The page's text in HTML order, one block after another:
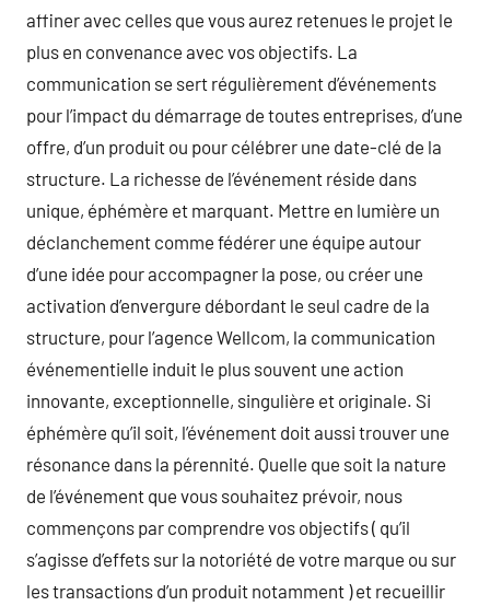
affiner avec celles que vous aurez retenues le projet le
plus en convenance avec vos objectifs. La
communication se sert régulièrement d’événements
pour l’impact du démarrage de toutes entreprises, d’une
offre, d’un produit ou pour célébrer une date-clé de la
structure. La richesse de l’événement réside dans
unique, éphémère et marquant. Mettre en lumière un
déclanchement comme fédérer une équipe autour
d’une idée pour accompagner la pose, ou créer une
activation d’envergure débordant le seul cadre de la
structure, pour l’agence Wellcom, la communication
événementielle induit le plus souvent une action
innovante, exceptionnelle, singulière et originale. Si
éphémère qu’il soit, l’événement doit aussi trouver une
résonance dans la pérennité. Quelle que soit la nature
de l’événement que vous souhaitez prévoir, nous
commençons par comprendre vos objectifs ( qu’il
s’agisse d’effets sur la notoriété de votre marque ou sur
les transactions d’un produit notamment ) et recueillir